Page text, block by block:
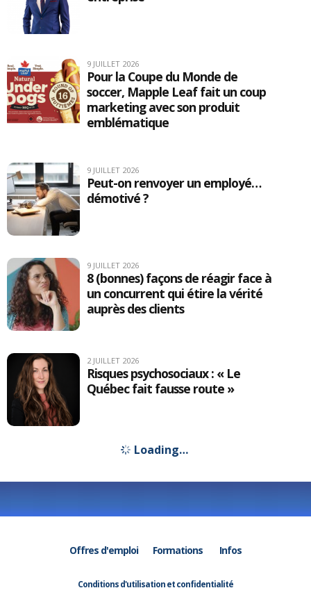
9 JUILLET 2026
Pour la Coupe du Monde de
soccer, Mapple Leaf fait un coup
marketing avec son produit
emblématique
9 JUILLET 2026
Peut-on renvoyer un employé…
démotivé ?
9 JUILLET 2026
8 (bonnes) façons de réagir face à
un concurrent qui étire la vérité
auprès des clients
2 JUILLET 2026
Risques psychosociaux : « Le
Québec fait fausse route »
Loading…
Offres d'emploi Formations Infos
Conditions d'utilisation et confidentialité